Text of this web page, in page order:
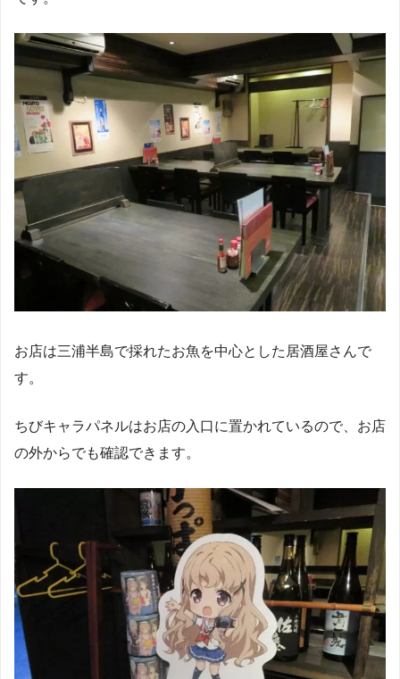
お店は三浦半島で採れたお魚を中心とした居酒屋さんで
す。
ちびキャラパネルはお店の入口に置かれているので、お店
の外からでも確認できます。